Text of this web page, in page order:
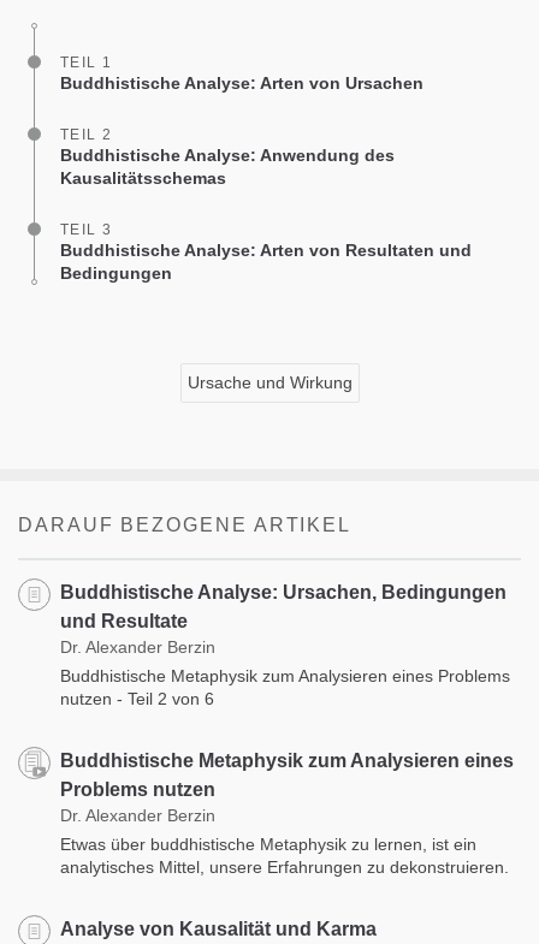
TEIL 1
Buddhistische Analyse: Arten von Ursachen
TEIL 2
Buddhistische Analyse: Anwendung des
Kausalitätsschemas
TEIL 3
Buddhistische Analyse: Arten von Resultaten und
Bedingungen
Ursache und Wirkung
DARAUF BEZOGENE ARTIKEL
Buddhistische Analyse: Ursachen, Bedingungen
und Resultate
Dr. Alexander Berzin
Buddhistische Metaphysik zum Analysieren eines Problems
nutzen - Teil 2 von 6
Buddhistische Metaphysik zum Analysieren eines
Problems nutzen
Dr. Alexander Berzin
Etwas über buddhistische Metaphysik zu lernen, ist ein
analytisches Mittel, unsere Erfahrungen zu dekonstruieren.
Analyse von Kausalität und Karma